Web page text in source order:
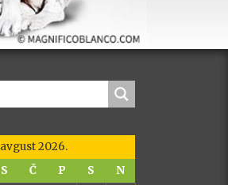
avgust 2026.
S Č P S
N